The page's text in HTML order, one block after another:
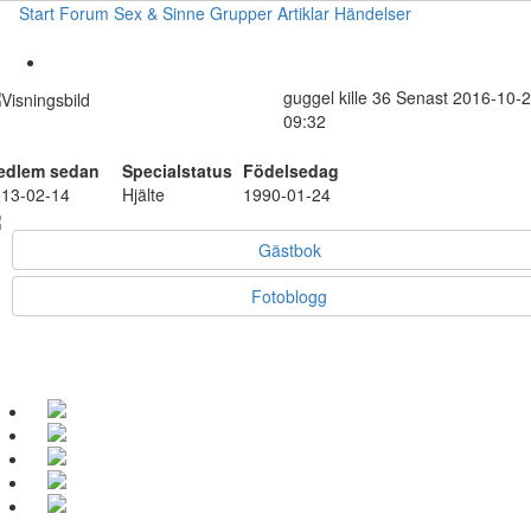
Start Forum Sex & Sinne Grupper Artiklar Händelser
guggel kille 36 Senast 2016-10-
09:32
sedan Specialstatus Födelsedag
02-14
Hjälte 1990-01-24
Gästbok
Fotoblogg